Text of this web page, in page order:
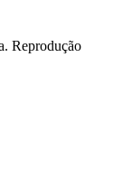
Reprodução